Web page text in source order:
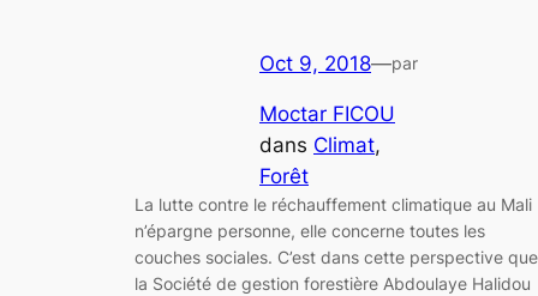
Oct 9, 2018—par
Moctar FICOU
dans Climat
Forêt
La lutte contre le réchauffement climatique au Mali
n’épargne personne, elle concerne toutes les
couches sociales. C’est dans cette perspective que
la Société de gestion forestière Abdoulaye Halidou